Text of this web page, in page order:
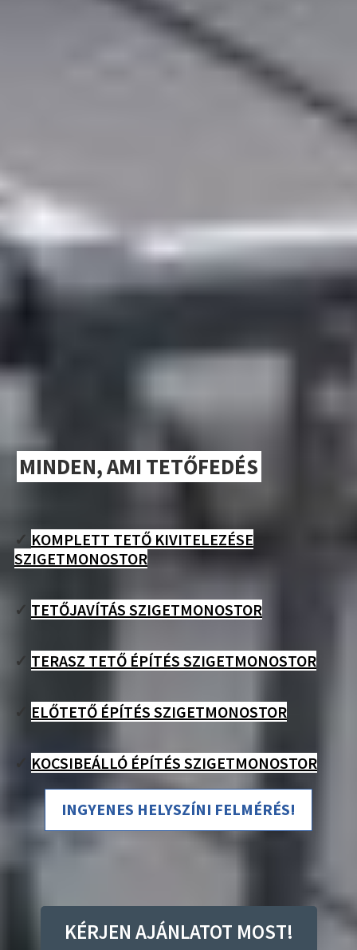
MINDEN, AMI TETŐFEDÉS
✓ KOMPLETT TETŐ KIVITELEZÉSE
SZIGETMONOSTOR
✓ TETŐJAVÍTÁS SZIGETMONOSTOR
✓ TERASZ TETŐ ÉPÍTÉS SZIGETMONOSTOR
✓ ELŐTETŐ ÉPÍTÉS SZIGETMONOSTOR
✓ KOCSIBEÁLLÓ ÉPÍTÉS SZIGETMONOSTOR
INGYENES HELYSZÍNI FELMÉRÉS!
KÉRJEN AJÁNLATOT MOST!